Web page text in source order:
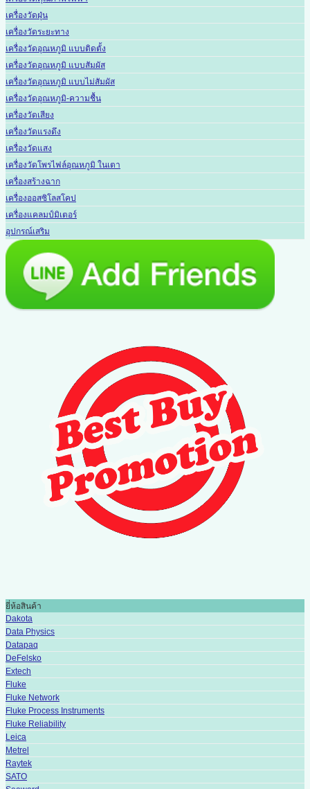
เครื่องวัดฝุ่น
เครื่องวัดระยะทาง
เครื่องวัดอุณหภูมิ แบบติดตั้ง
เครื่องวัดอุณหภูมิ แบบสัมผัส
เครื่องวัดอุณหภูมิ แบบไม่สัมผัส
เครื่องวัดอุณหภูมิ-ความชื้น
เครื่องวัดเสียง
เครื่องวัดแรงดึง
เครื่องวัดแสง
เครื่องวัดโพรไฟล์อุณหภูมิ ในเตา
เครื่องสร้างฉาก
เครื่องออสซิโลสโคป
เครื่องแคลมป์มิเตอร์
อุปกรณ์เสริม
ยี่ห้อสินค้า
Dakota
Data Physics
Datapaq
DeFelsko
Extech
Fluke
Fluke Network
Fluke Process Instruments
Fluke Reliability
Leica
Metrel
Raytek
SATO